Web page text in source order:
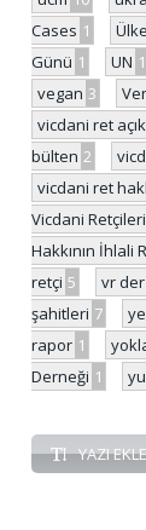
Cases 1
Günü 1 UN 1
vegan 3
vicdani ret
bülten 2
vicdani ret
Vicdani
Hakkının İhlali
retçi 5 vr der
şahitleri 7
rapor 1
Derneği 1
YAZI EKLE